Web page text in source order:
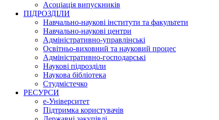
Асоціація випускників
ПІДРОЗДІЛИ
Навчально-наукові інститути та факультети
Навчально-наукові центри
Адміністративно-управлінські
Освітньо-виховний та науковий процес
Адміністративно-господарські
Наукові підрозділи
Наукова бібліотека
Студмістечко
РЕСУРСИ
е-Університет
Підтримка користувачів